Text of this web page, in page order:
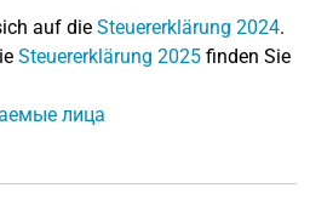
auf die Steuererklärung 2024.
Steuererklärung 2025 finden Sie
лица